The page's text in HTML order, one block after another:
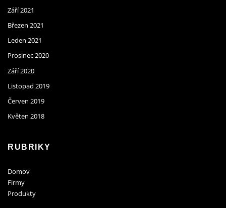
Září 2021
Březen 2021
Leden 2021
Prosinec 2020
Září 2020
Listopad 2019
Červen 2019
Květen 2018
RUBRIKY
Domov
Firmy
Produkty